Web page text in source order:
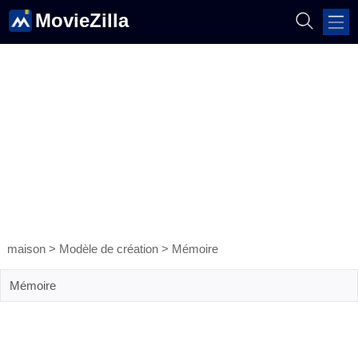
MovieZilla
maison> Modèle de création> Mémoire
Mémoire